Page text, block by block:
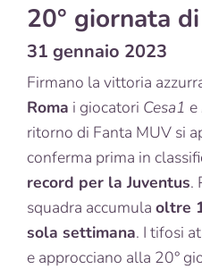
20° giornata
31 gennaio 2023
Firmano la vittoria
Roma i giocatori Cesa1 e
ritorno di Fanta MUV si
conferma prima in
record per la Juventus.
squadra accumula oltre
sola settimana. I tifosi
e approcciano alla 20°